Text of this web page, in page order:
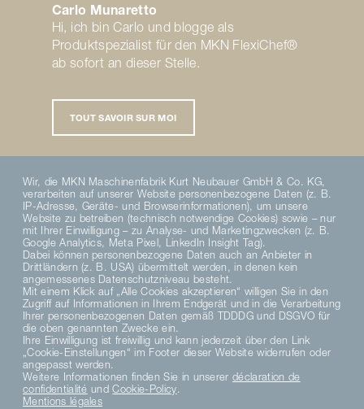
Carlo Munaretto
Hi, ich bin Carlo und blogge als
Produktspezialist für den MKN FlexiChef®
ab sofort an dieser Stelle.
TOUT SAVOIR SUR MOI
PARTAGER SUR TWITTER PARTAGER SUR FACEBOOK ENVOYER PAR E-MAIL
Suivez-nous
Wir, die MKN Maschinenfabrik Kurt Neubauer GmbH & Co. KG,
verarbeiten auf unserer Website personenbezogene Daten (z. B.
IP-Adresse, Geräte- und Browserinformationen), um unsere
Website zu betreiben (technisch notwendige Cookies) sowie – nur
mit Ihrer Einwilligung – zu Analyse- und Marketingzwecken (z. B.
Google Analytics, Meta Pixel, LinkedIn Insight Tag).
Dabei können personenbezogene Daten auch an Anbieter in
Drittländern (z. B. USA) übermittelt werden, in denen kein
angemessenes Datenschutzniveau besteht.
Mit einem Klick auf „Alle Cookies akzeptieren“ willigen Sie in den
Zugriff auf Informationen in Ihrem Endgerät und in die Verarbeitung
Ihrer personenbezogenen Daten gemäß TDDDG und DSGVO für
die oben genannten Zwecke ein.
Ihre Einwilligung ist freiwillig und kann jederzeit über den Link
„Cookie-Einstellungen“ im Footer dieser Website widerrufen oder
angepasst werden.
Weitere Informationen finden Sie in unsererdéclaration de
confidentialité undCookie-Policy.
Mentions légales